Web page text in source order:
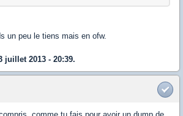
un peu le tiens mais en ofw.
juillet 2013 - 20:39.